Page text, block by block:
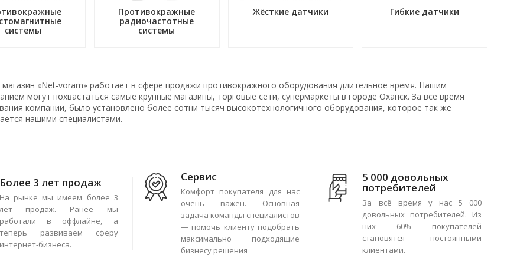
системы
Противокражные
радиочастотные
системы
Жёсткие датчики Гибкие датчики
«Net-voram» работает в сфере продажи противокражного оборудования длительное время. Нашим
могут похвастаться самые крупные магазины, торговые сети, супермаркеты в городе Оханск. За всё время
компании, было установлено более сотни тысяч высокотехнологичного оборудования, которое так же
нашими специалистами.
Более 3 лет продаж
На рынке мы имеем более 3
лет продаж. Ранее мы
работали в оффлайне, а
теперь развиваем сферу
интернет-бизнеса.
Сервис
Комфорт покупателя для нас
очень важен. Основная
задача команды специалистов
— помочь клиенту подобрать
максимально подходящие
бизнесу решения
5 000 довольных
потребителей
За всё время у нас 5 000
довольных потребителей. Из
них 60% покупателей
становятся постоянными
клиентами.